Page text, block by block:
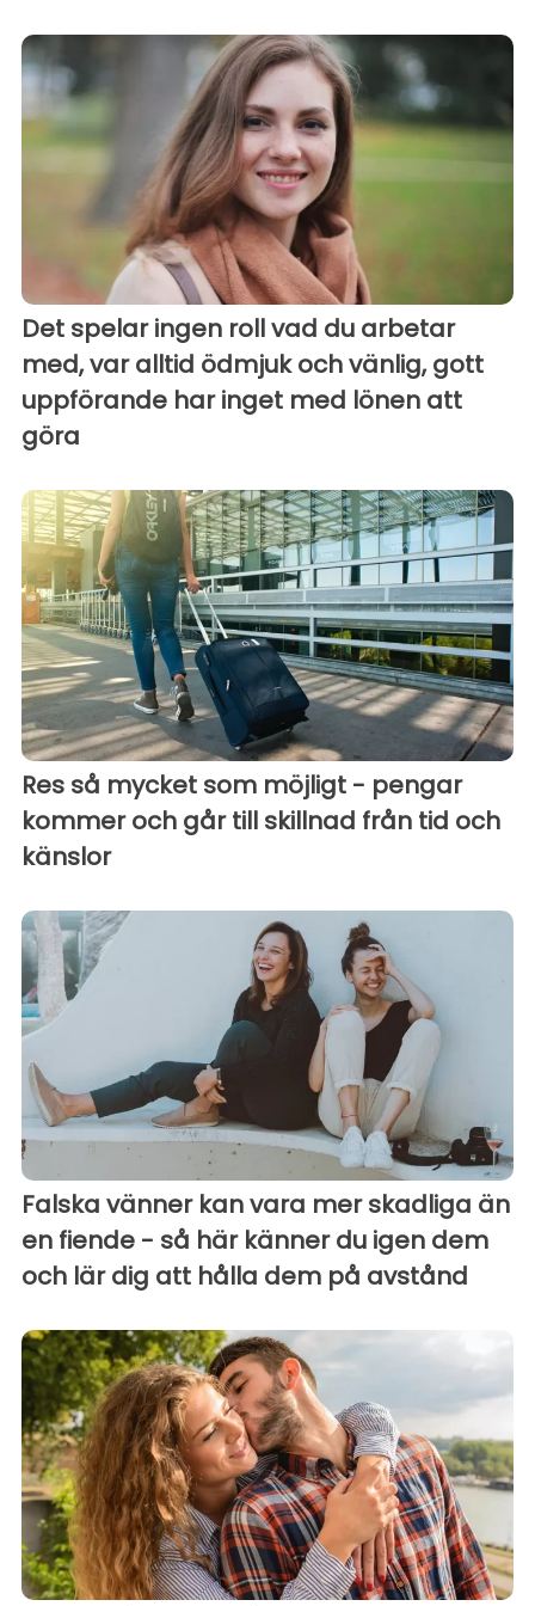
Det spelar ingen roll vad du arbetar
med, var alltid ödmjuk och vänlig, gott
uppförande har inget med lönen att
göra
Res så mycket som möjligt - pengar
kommer och går till skillnad från tid och
känslor
Falska vänner kan vara mer skadliga än
en fiende - så här känner du igen dem
och lär dig att hålla dem på avstånd